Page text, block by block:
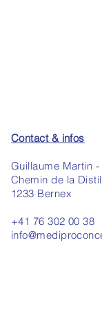
Contact & infos
Guillaume Martin
Chemin de la
1233 Bernex
+41 76 302 00 38